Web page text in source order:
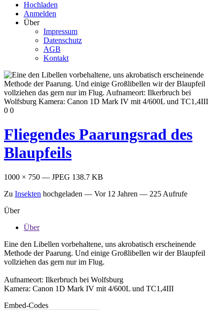
Hochladen
Anmelden
Über
Impressum
Datenschutz
AGB
Kontakt
0 0
Fliegendes Paarungsrad des
Blaupfeils
1000 × 750 — JPEG 138.7 KB
Zu Insekten hochgeladen — Vor 12 Jahren — 225 Aufrufe
Über
Über
Eine den Libellen vorbehaltene, uns akrobatisch erscheinende
Methode der Paarung. Und einige Großlibellen wir der Blaupfeil
vollziehen das gern nur im Flug.
Aufnameort: Ilkerbruch bei Wolfsburg
Kamera: Canon 1D Mark IV mit 4/600L und TC1,4III
Embed-Codes